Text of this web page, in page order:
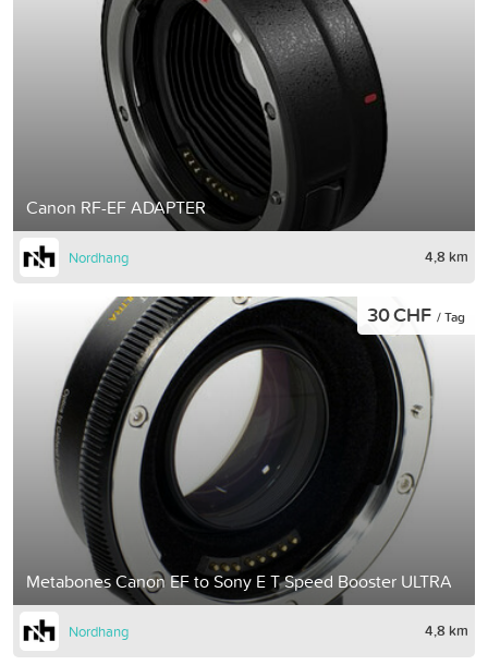
Canon RF-EF ADAPTER
Nordhang 4,8 km
Metabones Canon EF to Sony E T Speed Booster ULTRA
30 CHF / Tag
Nordhang 4,8 km